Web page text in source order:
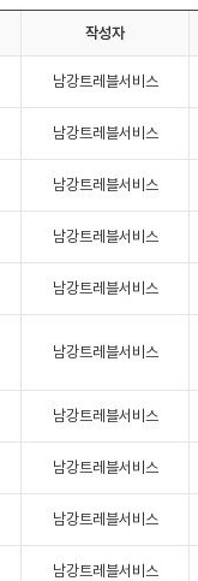
작성자
남강트레블서비스
남강트레블서비스
남강트레블서비스
남강트레블서비스
남강트레블서비스
남강트레블서비스
남강트레블서비스
남강트레블서비스
남강트레블서비스
남강트레블서비스